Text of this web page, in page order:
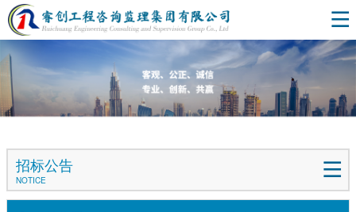
招标公告
NOTICE